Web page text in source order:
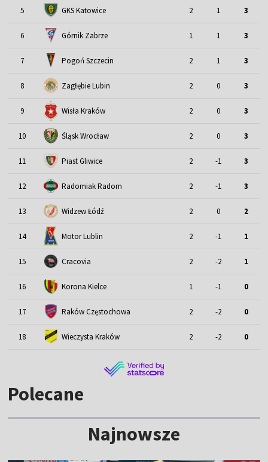
5 GKS Katowice 2 1 3
6 Górnik Zabrze 1 1 3
7 Pogoń Szczecin 2 1 3
8 Zagłębie Lubin 2 0 3
9 Wisła Kraków 2 0 3
10 Śląsk Wrocław 2 0 3
11 Piast Gliwice 2 -1 3
12 Radomiak Radom 2 -1 3
13 Widzew Łódź 2 0 2
14 Motor Lublin 2 -1 1
15 Cracovia 2 -2 1
16 Korona Kielce 1 -1 0
17 Raków Częstochowa 2 -2 0
18 Wieczysta Kraków 2 -2 0
Polecane
Najnowsze